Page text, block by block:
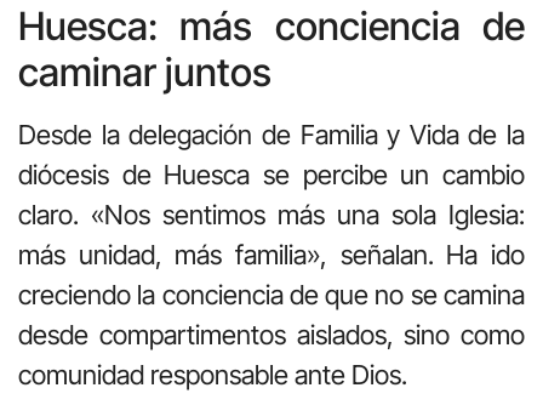
Huesca: más conciencia de
caminar juntos
Desde la delegación de Familia y Vida de la
diócesis de Huesca se percibe un cambio
claro. «Nos sentimos más una sola Iglesia:
más unidad, más familia», señalan. Ha ido
creciendo la conciencia de que no se camina
desde compartimentos aislados, sino como
comunidad responsable ante Dios.